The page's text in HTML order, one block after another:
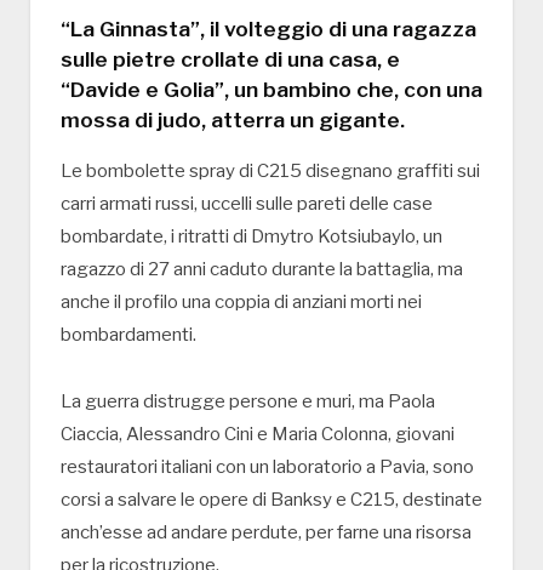
“La Ginnasta”, il volteggio di una ragazza
sulle pietre crollate di una casa, e
“Davide e Golia”, un bambino che, con una
mossa di judo, atterra un gigante.
Le bombolette spray di C215 disegnano graffiti sui
carri armati russi, uccelli sulle pareti delle case
bombardate, i ritratti di Dmytro Kotsiubaylo, un
ragazzo di 27 anni caduto durante la battaglia, ma
anche il profilo una coppia di anziani morti nei
bombardamenti.
La guerra distrugge persone e muri, ma Paola
Ciaccia, Alessandro Cini e Maria Colonna, giovani
restauratori italiani con un laboratorio a Pavia, sono
corsi a salvare le opere di Banksy e C215, destinate
anch’esse ad andare perdute, per farne una risorsa
per la ricostruzione.